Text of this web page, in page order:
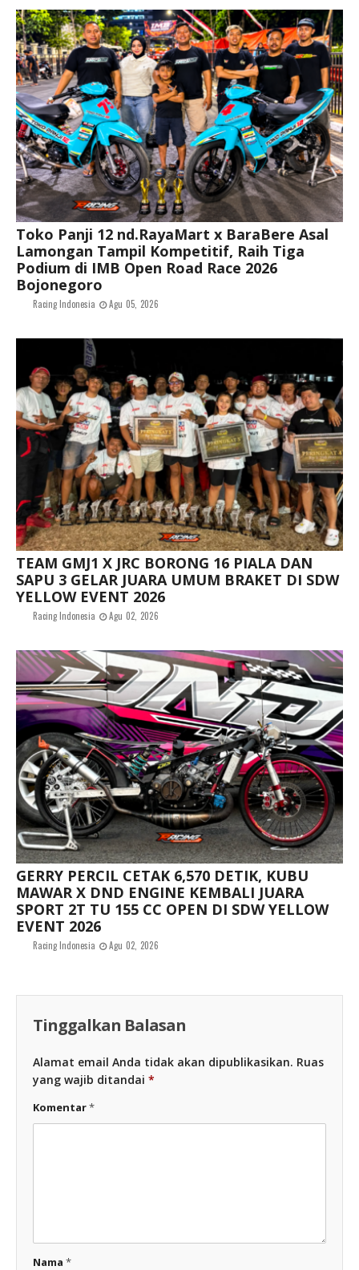
Toko Panji 12 nd.RayaMart x BaraBere Asal
Lamongan Tampil Kompetitif, Raih Tiga
Podium di IMB Open Road Race 2026
Bojonegoro
Racing Indonesia Agu 05, 2026
TEAM GMJ1 X JRC BORONG 16 PIALA DAN
SAPU 3 GELAR JUARA UMUM BRAKET DI SDW
YELLOW EVENT 2026
Racing Indonesia Agu 02, 2026
GERRY PERCIL CETAK 6,570 DETIK, KUBU
MAWAR X DND ENGINE KEMBALI JUARA
SPORT 2T TU 155 CC OPEN DI SDW YELLOW
EVENT 2026
Racing Indonesia Agu 02, 2026
Tinggalkan Balasan
Alamat email Anda tidak akan dipublikasikan. Ruas
yang wajib ditandai *
Komentar*
Nama *